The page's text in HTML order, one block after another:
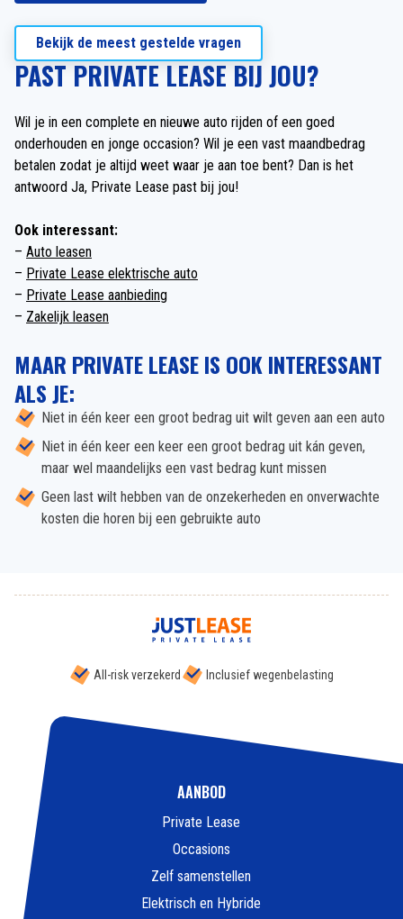
Bekijk de meest gestelde vragen
PAST PRIVATE LEASE BIJ JOU?
Wil je in een complete en nieuwe auto rijden of een goed
onderhouden en jonge occasion? Wil je een vast maandbedrag
betalen zodat je altijd weet waar je aan toe bent? Dan is het
antwoord Ja, Private Lease past bij jou!
Ook interessant:
– Auto leasen
– Private Lease elektrische auto
– Private Lease aanbieding
– Zakelijk leasen
MAAR PRIVATE LEASE IS OOK INTERESSANT
ALS JE:
Niet in één keer een groot bedrag uit wilt geven aan een auto
Niet in één keer een keer een groot bedrag uit kán geven,
maar wel maandelijks een vast bedrag kunt missen
Geen last wilt hebben van de onzekerheden en onverwachte
kosten die horen bij een gebruikte auto
All-risk verzekerd Inclusief wegenbelasting
AANBOD
Private Lease
Occasions
Zelf samenstellen
Elektrisch en Hybride